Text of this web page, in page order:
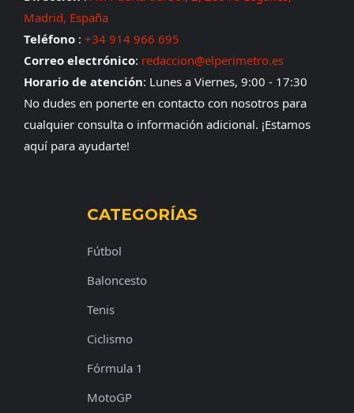
Madrid, España
Teléfono : +34 914 966 695
Correo electrónico: redaccion@elperimetro.es
Horario de atención: Lunes a Viernes, 9:00 - 17:30
No dudes en ponerte en contacto con nosotros para
cualquier consulta o información adicional. ¡Estamos
aquí para ayudarte!
CATEGORÍAS
Fútbol
Baloncesto
Tenis
Ciclismo
Fórmula 1
MotoGP